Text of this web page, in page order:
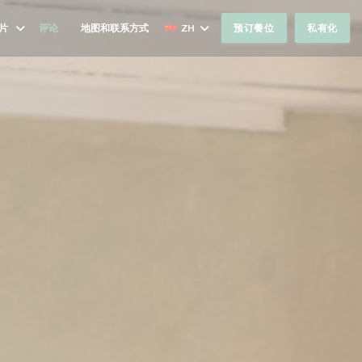
评论 ((在新窗口中打开))
地图和联系方式 ZH 预订餐位 私有化